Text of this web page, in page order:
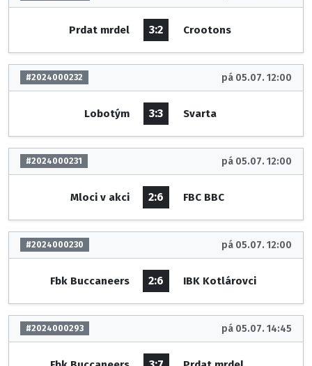
Prdat mrdel 3:2 Crootons
#2024000232 pá 05.07. 12:00
Lobotým 3:3 Svarta
#2024000231 pá 05.07. 12:00
Mloci v akci 2:6 FBC BBC
#2024000230 pá 05.07. 12:00
Fbk Buccaneers 2:6 IBK Kotlárovci
#2024000293 pá 05.07. 14:45